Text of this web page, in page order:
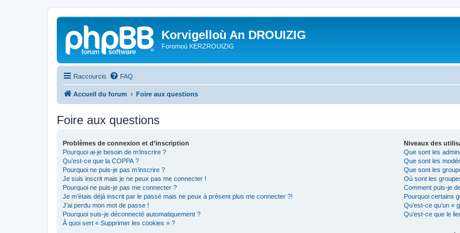
Korvigelloù An DROUIZIG
Foromoù KERZROUIZIG
Raccourcis FAQ
Accueil du forum Foire aux questions
Foire aux questions
Problèmes de connexion et d’inscription
Pourquoi ai-je besoin de m’inscrire ?
Qu’est-ce que la COPPA ?
Pourquoi ne puis-je pas m’inscrire ?
Je suis inscrit mais je ne peux pas me connecter !
Pourquoi ne puis-je pas me connecter ?
Je m’étais déjà inscrit par le passé mais ne peux à présent plus me connecter ?!
J’ai perdu mon mot de passe !
Pourquoi suis-je déconnecté automatiquement ?
À quoi sert « Supprimer les cookies » ?
Niveaux des
Que sont les
Que sont les
Que sont les
Où sont les
Comment puis-je
Pourquoi certains
Qu’est-ce qu’un «
Qu’est-ce que le